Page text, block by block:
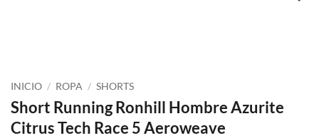
INICIO / ROPA / SHORTS
Short Running Ronhill Hombre Azurite
Citrus Tech Race 5 Aeroweave